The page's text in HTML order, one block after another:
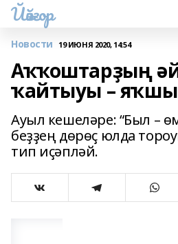
Йәйғор
Новости 19 ИЮНЯ 2020, 14:54
Аҡҡоштарҙың
ҡайтыуы – яҡшы
Ауыл кешеләре: “Был –
беҙҙең дөрөҫ юлда
тип иҫәпләй.